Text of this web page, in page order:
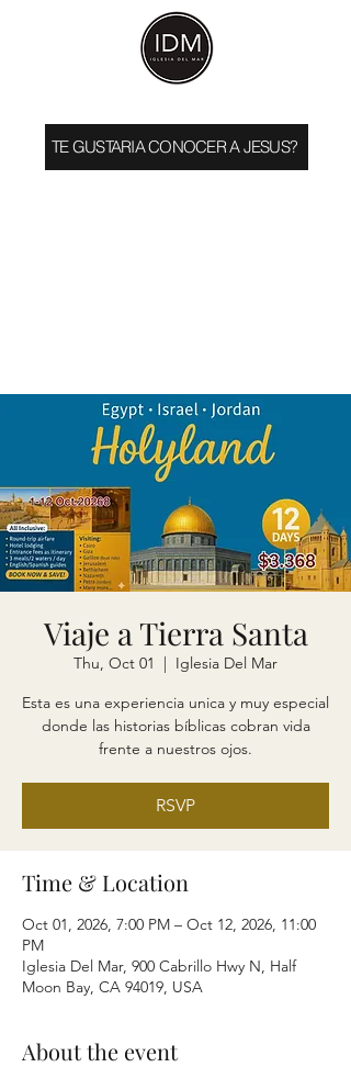
TE GUSTARIA CONOCER A JESUS?
Viaje a Tierra Santa
Thu, Oct 01
  |
Iglesia Del Mar
Esta es una experiencia unica y muy especial
donde las historias bíblicas cobran vida
frente a nuestros ojos.
RSVP
Time & Location
Oct 01, 2026, 7:00 PM – Oct 12, 2026, 11:00
PM
Iglesia Del Mar, 900 Cabrillo Hwy N, Half
Moon Bay, CA 94019, USA
About the event